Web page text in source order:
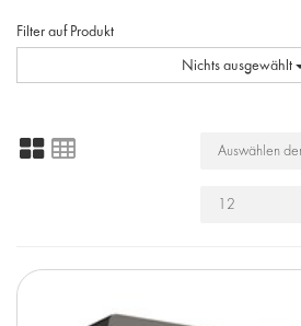
Filter auf Produkt
Nichts ausgewählt